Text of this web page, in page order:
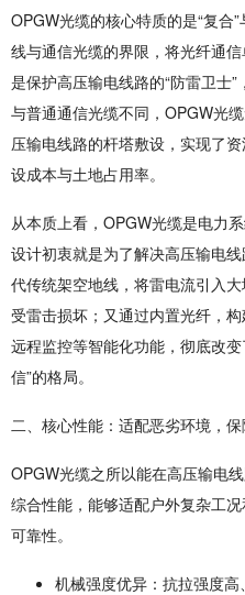
OPGW光缆的核心特质的是“复合
线与通信光缆的界限，将光纤通
是保护高压输电线路的“防雷卫士”
与普通通信光缆不同，OPGW光
压输电线路的杆塔敷设，实现了
设成本与土地占用率。
从本质上看，OPGW光缆是电力
设计初衷就是为了解决高压输电
代传统架空地线，将雷电流引入
受雷击损坏；又通过内置光纤，
远程监控等智能化功能，彻底改
信”的格局。
二、核心性能：适配恶劣环境，
OPGW光缆之所以能在高压输电
综合性能，能够适配户外复杂工
可靠性。
机械强度优异 ：抗拉强度